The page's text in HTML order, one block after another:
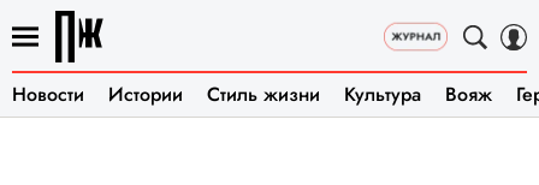
Новости Истории Стиль жизни Культура Вояж